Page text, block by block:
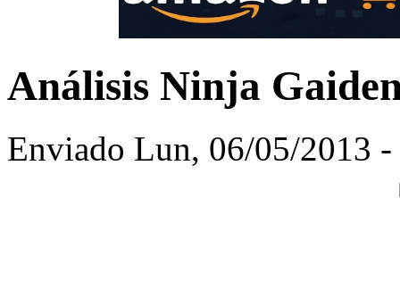
Análisis Ninja
Enviado Lun, 06/05/2013